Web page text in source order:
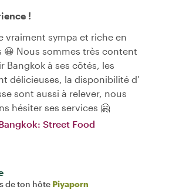
!
vraiment sympa et riche en
😀 Nous sommes très content
Bangkok à ses côtés, les
délicieuses, la disponibilité d'
sont aussi à relever, nous
hésiter ses services 🤗
Street Food
de ton hôte Piyaporn